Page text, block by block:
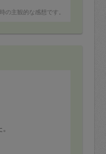
の主観的な感想です。